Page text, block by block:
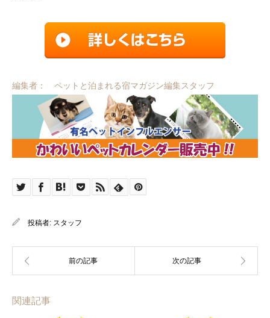
編集者： ペットと泊まれる宿マガジン編集スタッフ
投稿者: スタッフ
関連記事